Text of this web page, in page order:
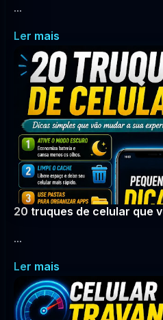
...
Ler mais
20 truques de celular que
...
Ler mais